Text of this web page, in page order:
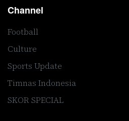
Channel
Football
Culture
Sports Update
Timnas Indonesia
SKOR SPECIAL